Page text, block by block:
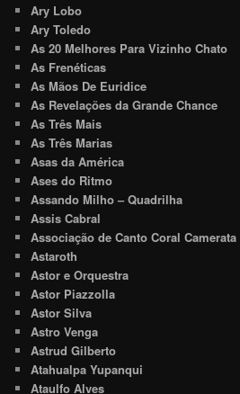
Ary Lobo
Ary Toledo
As 20 Melhores Para Vizinho Chato
As Frenéticas
As Mãos De Euridice
As Revelações da Grande Chance
As Três Mais
As Três Marias
Asas da América
Ases do Ritmo
Assando Milho – Quadrilha
Assis Cabral
Associação de Canto Coral
Astaroth
Astor e Orquestra
Astor Piazzolla
Astor Silva
Astro Venga
Astrud Gilberto
Atahualpa Yupanqui
Ataulfo Alves